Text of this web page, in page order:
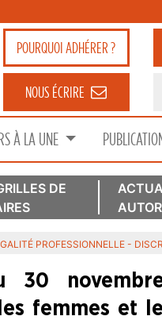
POURQUOIADHÉRER ?
NOUS ÉCRIRE
À LA UNE
DE
PROFESSIONNELLE -
30
femmes et